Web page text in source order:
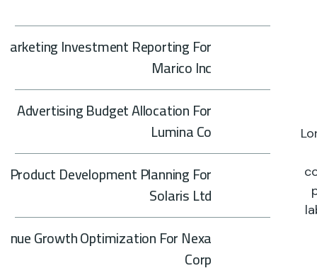
Investment Reporting For
Marico Inc
Advertising Budget Allocation For
Lumina Co
Product Development Planning For
Solaris Ltd
Growth Optimization For Nexa
Corp